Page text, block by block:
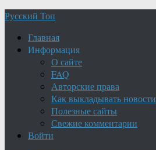
Русский Топ
Главная
Информация
О сайте
FAQ
Авторские права
Как выкладывать новости
Полезные сайты
Свежие комментарии
Войти